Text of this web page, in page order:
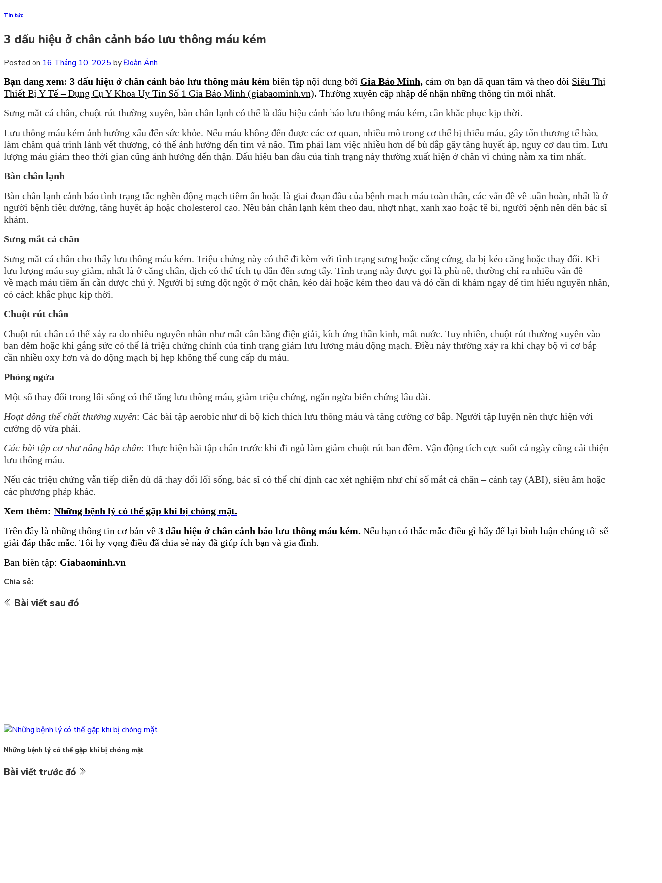
Tin tức
3 dấu hiệu ở chân cảnh báo lưu thông máu kém
Posted on 16 Tháng 10, 2025 byĐoàn Ánh
Bạn đang xem: 3 dấu hiệu ở chân cảnh báo lưu thông máu kém biên tập nội dung bởi Gia Bảo Minh, cảm ơn bạn đã quan tâm và theo dõi Siêu Thị
Thiết Bị Y Tế – Dụng Cụ Y Khoa Uy Tín Số 1 Gia Bảo Minh (giabaominh.vn). Thường xuyên cập nhập để nhận những thông tin mới nhất.
Sưng mắt cá chân, chuột rút thường xuyên, bàn chân lạnh có thể là dấu hiệu cảnh báo lưu thông máu kém, cần khắc phục kịp thời.
Lưu thông máu kém ảnh hưởng xấu đến sức khỏe. Nếu máu không đến được các cơ quan, nhiều mô trong cơ thể bị thiếu máu, gây tổn thương tế bào,
làm chậm quá trình lành vết thương, có thể ảnh hưởng đến tim và não. Tim phải làm việc nhiều hơn để bù đắp gây tăng huyết áp, nguy cơ đau tim. Lưu
lượng máu giảm theo thời gian cũng ảnh hưởng đến thận. Dấu hiệu ban đầu của tình trạng này thường xuất hiện ở chân vì chúng nằm xa tim nhất.
Bàn chân lạnh
Bàn chân lạnh cảnh báo tình trạng tắc nghẽn động mạch tiềm ẩn hoặc là giai đoạn đầu của bệnh mạch máu toàn thân, các vấn đề về tuần hoàn, nhất là ở
người bệnh tiểu đường, tăng huyết áp hoặc cholesterol cao. Nếu bàn chân lạnh kèm theo đau, nhợt nhạt, xanh xao hoặc tê bì, người bệnh nên đến bác sĩ
khám.
Sưng mắt cá chân
Sưng mắt cá chân cho thấy lưu thông máu kém. Triệu chứng này có thể đi kèm với tình trạng sưng hoặc căng cứng, da bị kéo căng hoặc thay đổi. Khi
lưu lượng máu suy giảm, nhất là ở cẳng chân, dịch có thể tích tụ dẫn đến sưng tấy. Tình trạng này được gọi là phù nề, thường chỉ ra nhiều vấn đề
về mạch máu tiềm ẩn cần được chú ý. Người bị sưng đột ngột ở một chân, kéo dài hoặc kèm theo đau và đỏ cần đi khám ngay để tìm hiểu nguyên nhân,
có cách khắc phục kịp thời.
Chuột rút chân
Chuột rút chân có thể xảy ra do nhiều nguyên nhân như mất cân bằng điện giải, kích ứng thần kinh, mất nước. Tuy nhiên, chuột rút thường xuyên vào
ban đêm hoặc khi gắng sức có thể là triệu chứng chính của tình trạng giảm lưu lượng máu động mạch. Điều này thường xảy ra khi chạy bộ vì cơ bắp
cần nhiều oxy hơn và do động mạch bị hẹp không thể cung cấp đủ máu.
Phòng ngừa
Một số thay đổi trong lối sống có thể tăng lưu thông máu, giảm triệu chứng, ngăn ngừa biến chứng lâu dài.
Hoạt động thể chất thường xuyên: Các bài tập aerobic như đi bộ kích thích lưu thông máu và tăng cường cơ bắp. Người tập luyện nên thực hiện với
cường độ vừa phải.
Các bài tập cơ như nâng bắp chân: Thực hiện bài tập chân trước khi đi ngủ làm giảm chuột rút ban đêm. Vận động tích cực suốt cả ngày cũng cải thiện
lưu thông máu.
Nếu các triệu chứng vẫn tiếp diễn dù đã thay đổi lối sống, bác sĩ có thể chỉ định các xét nghiệm như chỉ số mắt cá chân – cánh tay (ABI), siêu âm hoặc
các phương pháp khác.
Xem thêm: Những bệnh lý có thể gặp khi bị chóng mặt.
Trên đây là những thông tin cơ bản về 3 dấu hiệu ở chân cảnh báo lưu thông máu kém. Nếu bạn có thắc mắc điều gì hãy để lại bình luận chúng tôi sẽ
giải đáp thắc mắc. Tôi hy vọng điều đã chia sẻ này đã giúp ích bạn và gia đình.
Ban biên tập: Giabaominh.vn
Chia sẻ:
Bài viết sau đó
Những bệnh lý có thể gặp khi bị chóng mặt
Bài viết trước đó